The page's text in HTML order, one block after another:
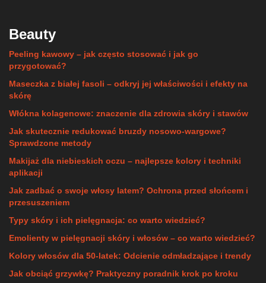
Beauty
Peeling kawowy – jak często stosować i jak go
przygotować?
Maseczka z białej fasoli – odkryj jej właściwości i efekty na
skórę
Włókna kolagenowe: znaczenie dla zdrowia skóry i stawów
Jak skutecznie redukować bruzdy nosowo-wargowe?
Sprawdzone metody
Makijaż dla niebieskich oczu – najlepsze kolory i techniki
aplikacji
Jak zadbać o swoje włosy latem? Ochrona przed słońcem i
przesuszeniem
Typy skóry i ich pielęgnacja: co warto wiedzieć?
Emolienty w pielęgnacji skóry i włosów – co warto wiedzieć?
Kolory włosów dla 50-latek: Odcienie odmładzające i trendy
Jak obciąć grzywkę? Praktyczny poradnik krok po kroku